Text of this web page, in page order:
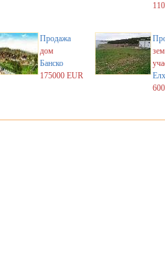
Продажа
дом
Банско
175000 EUR